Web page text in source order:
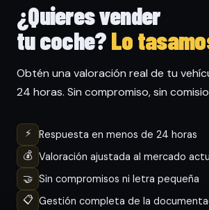
¿Quieres vender
tu coche?Lo
Obtén una valoración real de tu
24 horas. Sin compromiso, sin
⚡
Respuesta en menos de 24 horas
💰 Valoración ajustada al mercado
🤝 Sin compromisos ni letra pequeña
📋 Gestión completa de la